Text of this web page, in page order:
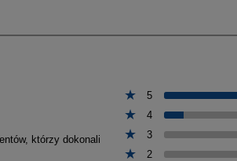
którzy dokonali
5
4
3
2